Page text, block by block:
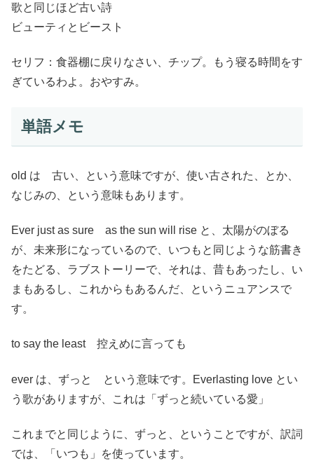
歌と同じほど古い詩
ビューティとビースト
セリフ：食器棚に戻りなさい、チップ。もう寝る時間をす
ぎているわよ。おやすみ。
単語メモ
old は 古い、という意味ですが、使い古された、とか、
なじみの、という意味もあります。
Ever just as sure as the sun will rise と、太陽がのぼる
が、未来形になっているので、いつもと同じような筋書き
をたどる、ラブストーリーで、それは、昔もあったし、い
まもあるし、これからもあるんだ、というニュアンスで
す。
to say the least 控えめに言っても
ever は、ずっと という意味です。Everlasting love とい
う歌がありますが、これは「ずっと続いている愛」
これまでと同じように、ずっと、ということですが、訳詞
では、「いつも」を使っています。